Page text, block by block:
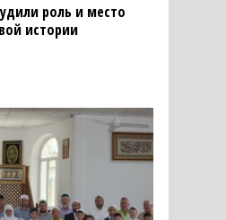
роль и место
истории